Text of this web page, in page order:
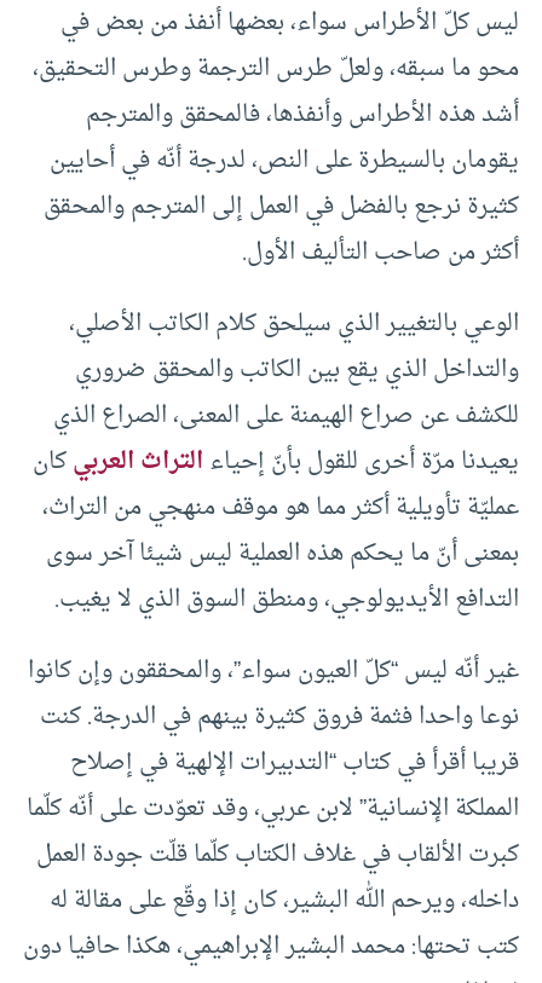
ليس كلّ الأطراس سواء، بعضها أنفذ من بعض في
محو ما سبقه، ولعلّ طرس الترجمة وطرس التحقيق،
أشد هذه الأطراس وأنفذها، فالمحقق والمترجم
يقومان بالسيطرة على النص، لدرجة أنّه في أحايين
كثيرة نرجع بالفضل في العمل إلى المترجم والمحقق
أكثر من صاحب التأليف الأول.
الوعي بالتغيير الذي سيلحق كلام الكاتب الأصلي،
والتداخل الذي يقع بين الكاتب والمحقق ضروري
للكشف عن صراع الهيمنة على المعنى، الصراع الذي
يعيدنا مرّة أخرى للقول بأنّ إحياءالتراث العربيكان
عمليّة تأويلية أكثر مما هو موقف منهجي من التراث،
بمعنى أنّ ما يحكم هذه العملية ليس شيئا آخر سوى
التدافع الأيديولوجي، ومنطق السوق الذي لا يغيب.
غير أنّه ليس “كلّ العيون سواء”، والمحققون وإن كانوا
نوعا واحدا فثمة فروق كثيرة بينهم في الدرجة. كنت
قريبا أقرأ في كتاب “التدبيرات الإلهية في إصلاح
المملكة الإنسانية” لابن عربي، وقد تعوّدت على أنّه كلّما
كبرت الألقاب في غلاف الكتاب كلّما قلّت جودة العمل
داخله، ويرحم الله البشير، كان إذا وقّع على مقالة له
كتب تحتها: محمد البشير الإبراهيمي، هكذا حافيا دون